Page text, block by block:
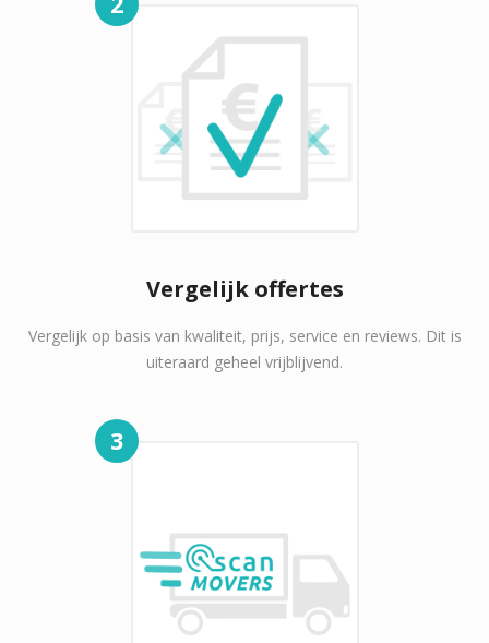
Vergelijk offertes
Vergelijk op basis van kwaliteit, prijs, service en reviews. Dit is
uiteraard geheel vrijblijvend.
3